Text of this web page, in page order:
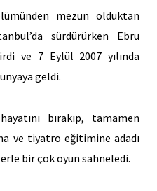
mezun olduktan
sürdürürken Ebru
ve 7 Eylül 2007 yılında
geldi.
bırakıp, tamamen
ve tiyatro eğitimine adadı
bir çok oyun sahneledi.